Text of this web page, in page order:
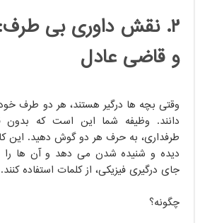
۲. نقش داوری بی
و قاضی عادل
وقتی بچه ها درگیر هستند، هر دو طرف
دانند. وظیفه شما این است که بدون
طرفداری، به حرف هر دو گوش دهید. این
دیده و شنیده شدن می دهد و آن ها را
جای درگیری فیزیکی، از کلمات استفاده کنند.
چگونه؟